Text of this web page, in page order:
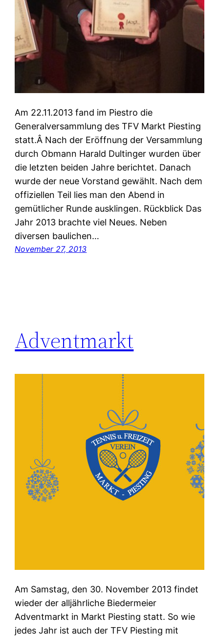
Am 22.11.2013 fand im Piestro die
Generalversammlung des TFV Markt Piesting
statt.Â Nach der Eröffnung der Versammlung
durch Obmann Harald Dultinger wurden über
die letzten beiden Jahre berichtet. Danach
wurde der neue Vorstand gewählt. Nach dem
offiziellen Teil lies man den Abend in
gemütlicher Runde ausklingen. Rückblick Das
Jahr 2013 brachte viel Neues. Neben
diversen baulichen…
November 27, 2013
Adventmarkt
Am Samstag, den 30. November 2013 findet
wieder der alljährliche Biedermeier
Adventmarkt in Markt Piesting statt. So wie
jedes Jahr ist auch der TFV Piesting mit